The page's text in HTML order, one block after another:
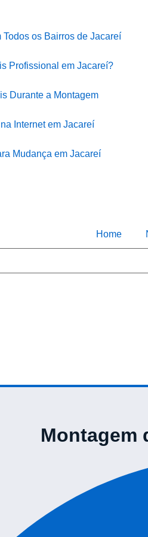
os Bairros de Jacareí
Profissional em Jacareí?
Durante a Montagem
Internet em Jacareí
Mudança em Jacareí
Home
Montagem